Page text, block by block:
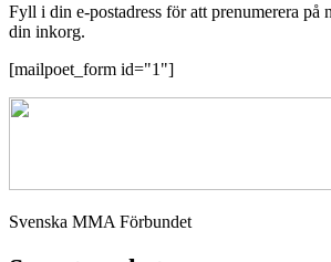
Fyll i din e-postadress för att prenumerera på
din inkorg.
[mailpoet_form id="1"]
Svenska MMA Förbundet